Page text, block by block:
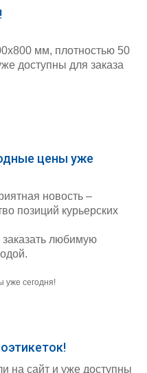
мм, плотностью 50
доступны для заказа
цены уже
новость –
позиций курьерских
заказать любимую
на сайт и уже доступны